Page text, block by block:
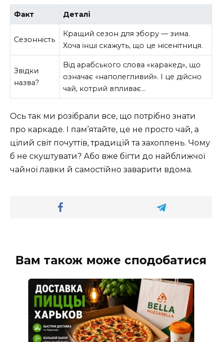
Факт Деталі
Сезонність
Кращий сезон для збору — зима.
Хоча інші скажуть, що це нісенітниця.
Звідки
назва?
Від арабського слова «каракед», що
означає «наполегливий». І це дійсно
чай, котрий впливає…
Ось так ми розібрали все, що потрібно знати
про каркаде. І пам’ятайте, це не просто чай, а
цілий світ почуттів, традицій та захоплень. Чому
б не скуштувати? Або вже бігти до найближчої
чайної лавки й самостійно заварити вдома.
Вам також може сподобатися